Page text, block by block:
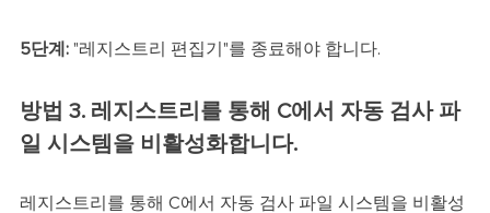
5단계:"레지스트리 편집기"를 종료해야 합니다.
방법 3. 레지스트리를 통해 C에서 자동 검사 파
일 시스템을 비활성화합니다.
레지스트리를 통해 C에서 자동 검사 파일 시스템을 비활성